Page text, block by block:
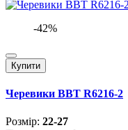
-42%
Купити
Черевики BBT R6216-2
Розмiр: 22-27